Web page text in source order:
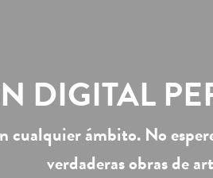
DIGITAL
cualquier ámbito. No
verdaderas obras de